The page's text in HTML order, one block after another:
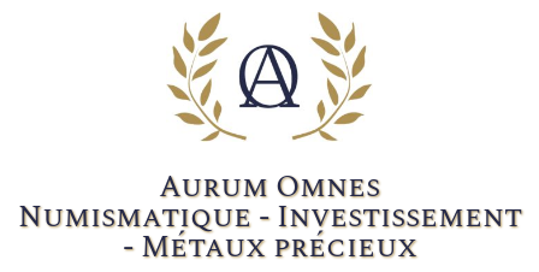
Aurum Omnes
Numismatique - Investissement
- Métaux précieux